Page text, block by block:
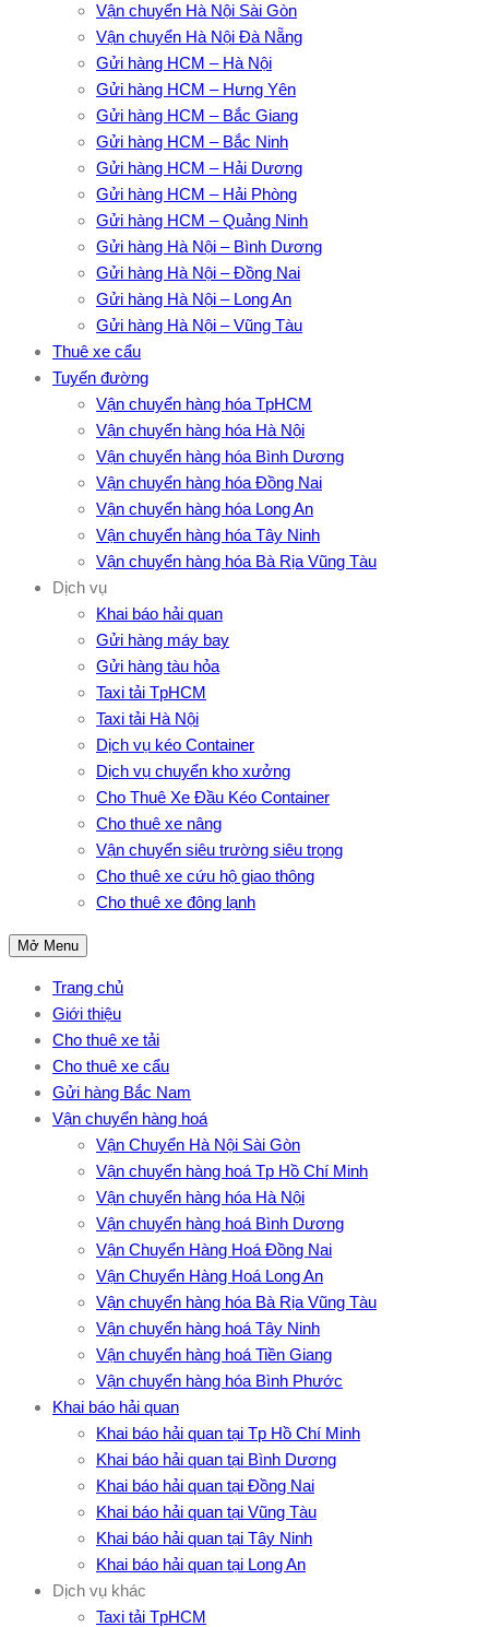
Vận chuyển Hà Nội Sài Gòn
Vận chuyển Hà Nội Đà Nẵng
Gửi hàng HCM – Hà Nội
Gửi hàng HCM – Hưng Yên
Gửi hàng HCM – Bắc Giang
Gửi hàng HCM – Bắc Ninh
Gửi hàng HCM – Hải Dương
Gửi hàng HCM – Hải Phòng
Gửi hàng HCM – Quảng Ninh
Gửi hàng Hà Nội – Bình Dương
Gửi hàng Hà Nội – Đồng Nai
Gửi hàng Hà Nội – Long An
Gửi hàng Hà Nội – Vũng Tàu
Thuê xe cẩu
Tuyến đường
Vận chuyển hàng hóa TpHCM
Vận chuyển hàng hóa Hà Nội
Vận chuyển hàng hóa Bình Dương
Vận chuyển hàng hóa Đồng Nai
Vận chuyển hàng hóa Long An
Vận chuyển hàng hóa Tây Ninh
Vận chuyển hàng hóa Bà Rịa Vũng Tàu
Dịch vụ
Khai báo hải quan
Gửi hàng máy bay
Gửi hàng tàu hỏa
Taxi tải TpHCM
Taxi tải Hà Nội
Dịch vụ kéo Container
Dịch vụ chuyển kho xưởng
Cho Thuê Xe Đầu Kéo Container
Cho thuê xe nâng
Vận chuyển siêu trường siêu trọng
Cho thuê xe cứu hộ giao thông
Cho thuê xe đông lạnh
Mở Menu
Trang chủ
Giới thiệu
Cho thuê xe tải
Cho thuê xe cẩu
Gửi hàng Bắc Nam
Vận chuyển hàng hoá
Vận Chuyển Hà Nội Sài Gòn
Vận chuyển hàng hoá Tp Hồ Chí Minh
Vận chuyển hàng hóa Hà Nội
Vận chuyển hàng hoá Bình Dương
Vận Chuyển Hàng Hoá Đồng Nai
Vận Chuyển Hàng Hoá Long An
Vận chuyển hàng hóa Bà Rịa Vũng Tàu
Vận chuyển hàng hoá Tây Ninh
Vận chuyển hàng hoá Tiền Giang
Vận chuyển hàng hóa Bình Phước
Khai báo hải quan
Khai báo hải quan tại Tp Hồ Chí Minh
Khai báo hải quan tại Bình Dương
Khai báo hải quan tại Đồng Nai
Khai báo hải quan tại Vũng Tàu
Khai báo hải quan tại Tây Ninh
Khai báo hải quan tại Long An
Dịch vụ khác
Taxi tải TpHCM